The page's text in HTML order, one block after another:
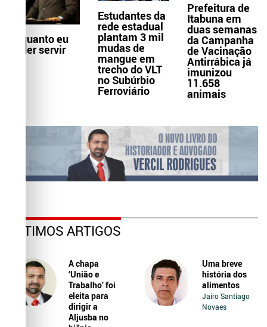
Enquanto eu
puder servir
Estudantes da
rede estadual
plantam 3 mil
mudas de
mangue em
trecho do VLT
no Subúrbio
Ferroviário
Prefeitura de
Itabuna em
duas semanas
da Campanha
de Vacinação
Antirrábica já
imunizou
11.658
animais
ÚLTIMOS ARTIGOS
A chapa
‘União e
Trabalho’ foi
eleita para
dirigir a
Aljusba no
Uma breve
história dos
alimentos
Jairo Santiago
Novaes